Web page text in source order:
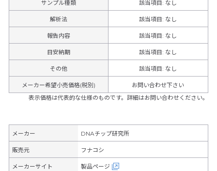
サンプル種類 該当項目: なし
解析法 該当項目: なし
報告内容 該当項目: なし
目安納期 該当項目: なし
その他 該当項目: なし
メーカー希望小売価格(税別)
お問い合わせ下さい
表示価格は代表的な仕様のものです。詳細はお問い合わせください。
メーカー DNAチップ研究所
販売元 フナコシ
メーカーサイト 製品ページ